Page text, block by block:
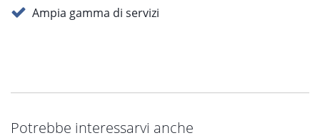
Ampia gamma di servizi
Potrebbe interessarvi anche